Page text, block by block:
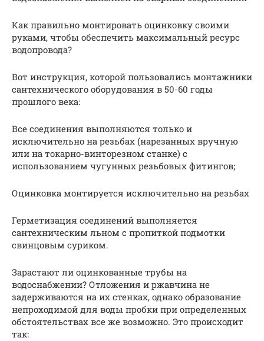
Как правильно монтировать оцинковку своими
руками, чтобы обеспечить максимальный ресурс
водопровода?
Вот инструкция, которой пользовались монтажники
сантехнического оборудования в 50-60 годы
прошлого века:
Все соединения выполняются только и
исключительно на резьбах (нарезанных вручную
или на токарно-винторезном станке) с
использованием чугунных резьбовых фитингов;
Оцинковка монтируется исключительно на резьбах
Герметизация соединений выполняется
сантехническим льном с пропиткой подмотки
свинцовым суриком.
Зарастают ли оцинкованные трубы на
водоснабжении? Отложения и ржавчина не
задерживаются на их стенках, однако образование
непроходимой для воды пробки при определенных
обстоятельствах все же возможно. Это происходит
так: